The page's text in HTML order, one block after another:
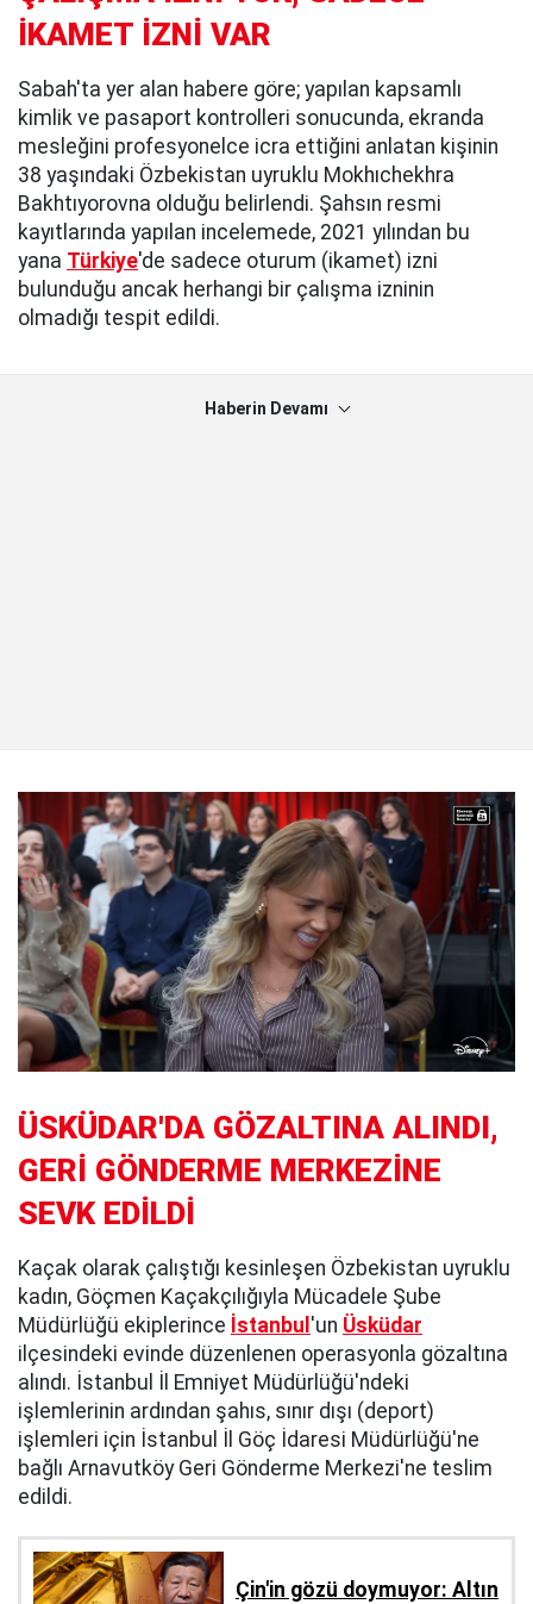
İKAMET İZNİ VAR
Sabah'ta yer alan habere göre; yapılan kapsamlı
kimlik ve pasaport kontrolleri sonucunda, ekranda
mesleğini profesyonelce icra ettiğini anlatan kişinin
38 yaşındaki Özbekistan uyruklu Mokhıchekhra
Bakhtıyorovna olduğu belirlendi. Şahsın resmi
kayıtlarında yapılan incelemede, 2021 yılından bu
yana Türkiye'de sadece oturum (ikamet) izni
bulunduğu ancak herhangi bir çalışma izninin
olmadığı tespit edildi.
Haberin Devamı
ÜSKÜDAR'DA GÖZALTINA ALINDI,
GERİ GÖNDERME MERKEZİNE
SEVK EDİLDİ
Kaçak olarak çalıştığı kesinleşen Özbekistan uyruklu
kadın, Göçmen Kaçakçılığıyla Mücadele Şube
Müdürlüğü ekiplerince İstanbul 'un Üsküdar
ilçesindeki evinde düzenlenen operasyonla gözaltına
alındı. İstanbul İl Emniyet Müdürlüğü'ndeki
işlemlerinin ardından şahıs, sınır dışı (deport)
işlemleri için İstanbul İl Göç İdaresi Müdürlüğü'ne
bağlı Arnavutköy Geri Gönderme Merkezi'ne teslim
edildi.
Çin'in gözü doymuyor: Altın